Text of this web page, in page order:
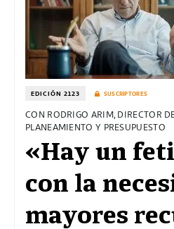
EDICIÓN 2123 SUSCRIPTORES
CON RODRIGO ARIM, DIRECTOR
PLANEAMIENTO Y PRESUPUESTO
«Hay un
con la
mayores